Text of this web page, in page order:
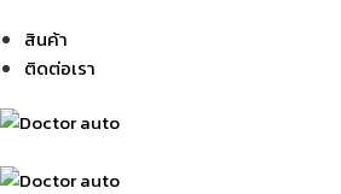
สินค้า
ติดต่อเรา